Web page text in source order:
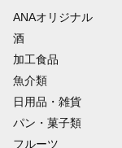
ANAオリジナル
酒
加工食品
魚介類
日用品・雑貨
パン・菓子類
フルーツ